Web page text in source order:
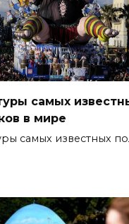
самых
в мире
самых известных